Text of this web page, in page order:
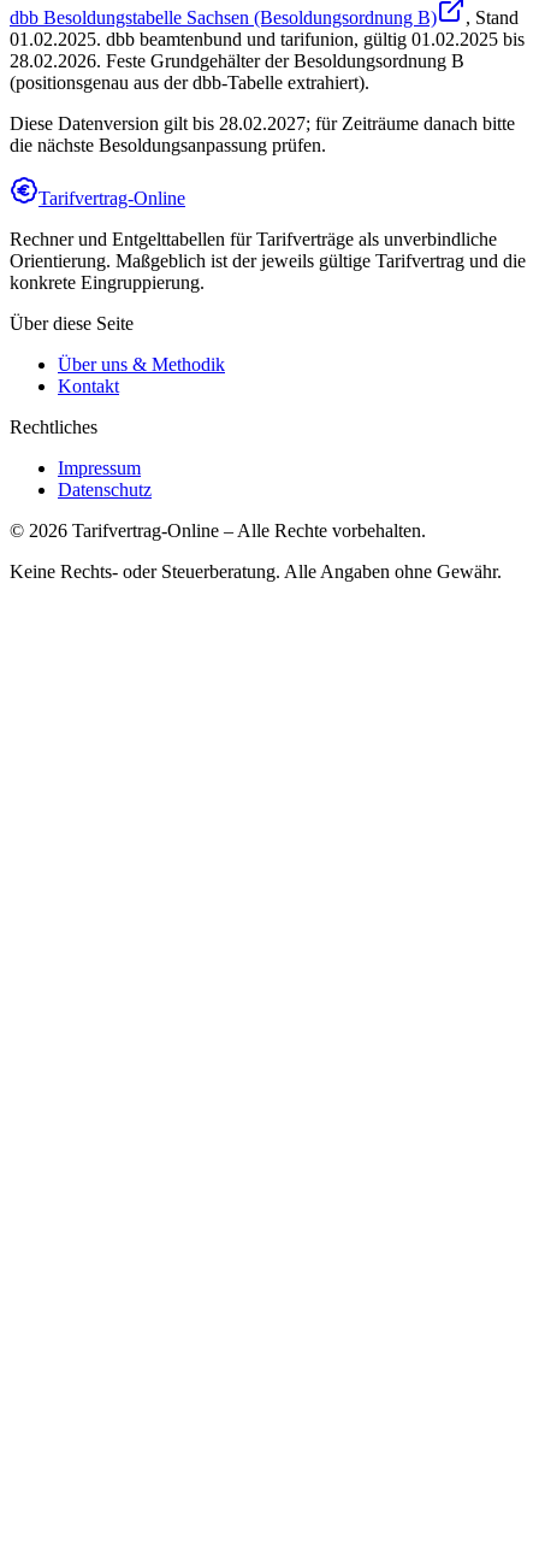
dbb Besoldungstabelle Sachsen (Besoldungsordnung B)
, Stand
01.02.2025. dbb beamtenbund und tarifunion, gültig 01.02.2025 bis
28.02.2026. Feste Grundgehälter der Besoldungsordnung B
(positionsgenau aus der dbb-Tabelle extrahiert).
Diese Datenversion gilt bis 28.02.2027; für Zeiträume danach bitte
die nächste Besoldungsanpassung prüfen.
Tarifvertrag-Online
Rechner und Entgelttabellen für Tarifverträge als unverbindliche
Orientierung. Maßgeblich ist der jeweils gültige Tarifvertrag und die
konkrete Eingruppierung.
Über diese Seite
Über uns & Methodik
Kontakt
Rechtliches
Impressum
Datenschutz
© 2026 Tarifvertrag-Online – Alle Rechte vorbehalten.
Keine Rechts- oder Steuerberatung. Alle Angaben ohne Gewähr.